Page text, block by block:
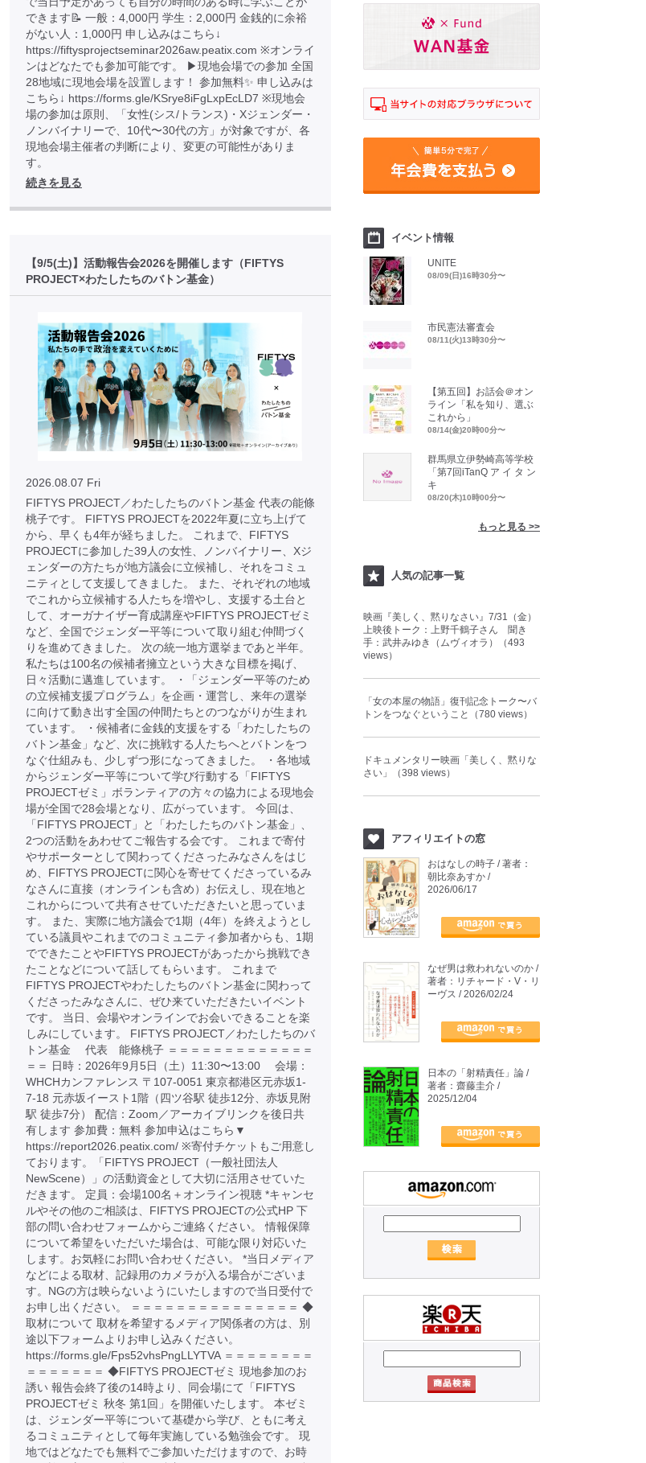
できます📝 一般：4,000円 学生：2,000円 金銭的に余裕
がない人：1,000円 申し込みはこちら↓
https://fiftysprojectseminar2026aw.peatix.com ※オンライ
ンはどなたでも参加可能です。 ▶︎現地会場での参加 全国
28地域に現地会場を設置します！ 参加無料✨ 申し込みは
こちら↓ https://forms.gle/KSrye8iFgLxpEcLD7 ※現地会
場の参加は原則、「女性(シス/トランス)・Xジェンダー・
ノンバイナリーで、10代〜30代の方」が対象ですが、各
現地会場主催者の判断により、変更の可能性がありま
す。
続きを見る
【9/5(土)】活動報告会2026を開催します（FIFTYS
PROJECT×わたしたちのバトン基金）
2026.08.07 Fri
FIFTYS PROJECT／わたしたちのバトン基金 代表の能條
桃子です。 FIFTYS PROJECTを2022年夏に立ち上げて
から、早くも4年が経ちました。 これまで、FIFTYS
PROJECTに参加した39人の女性、ノンバイナリー、Xジ
ェンダーの方たちが地方議会に立候補し、それをコミュ
ニティとして支援してきました。 また、それぞれの地域
でこれから立候補する人たちを増やし、支援する土台と
して、オーガナイザー育成講座やFIFTYS PROJECTゼミ
など、全国でジェンダー平等について取り組む仲間づく
りを進めてきました。 次の統一地方選挙まであと半年。
私たちは100名の候補者擁立という大きな目標を掲げ、
日々活動に邁進しています。 ・「ジェンダー平等のため
の立候補支援プログラム」を企画・運営し、来年の選挙
に向けて動き出す全国の仲間たちとのつながりが生まれ
ています。 ・候補者に金銭的支援をする「わたしたちの
バトン基金」など、次に挑戦する人たちへとバトンをつ
なぐ仕組みも、少しずつ形になってきました。 ・各地域
からジェンダー平等について学び行動する「FIFTYS
PROJECTゼミ」ボランティアの方々の協力による現地会
場が全国で28会場となり、広がっています。 今回は、
「FIFTYS PROJECT」と「わたしたちのバトン基金」、
2つの活動をあわせてご報告する会です。 これまで寄付
やサポーターとして関わってくださったみなさんをはじ
め、FIFTYS PROJECTに関心を寄せてくださっているみ
なさんに直接（オンラインも含め）お伝えし、現在地と
これからについて共有させていただきたいと思っていま
す。 また、実際に地方議会で1期（4年）を終えようとし
ている議員やこれまでのコミュニティ参加者からも、1期
でできたことやFIFTYS PROJECTがあったから挑戦でき
たことなどについて話してもらいます。 これまで
FIFTYS PROJECTやわたしたちのバトン基金に関わって
くださったみなさんに、ぜひ来ていただきたいイベント
です。 当日、会場やオンラインでお会いできることを楽
しみにしています。 FIFTYS PROJECT／わたしたちのバ
トン基金 代表 能條桃子 ＝＝＝＝＝＝＝＝＝＝＝＝＝
＝＝ 日時：2026年9月5日（土）11:30〜13:00 会場：
WHCHカンファレンス 〒107-0051 東京都港区元赤坂1-
7-18 元赤坂イースト1階（四ツ谷駅 徒歩12分、赤坂見附
駅 徒歩7分） 配信：Zoom／アーカイブリンクを後日共
有します 参加費：無料 参加申込はこちら▼
https://report2026.peatix.com/ ※寄付チケットもご用意し
ております。「FIFTYS PROJECT（一般社団法人
NewScene）」の活動資金として大切に活用させていた
だきます。 定員：会場100名＋オンライン視聴 *キャンセ
ルやその他のご相談は、FIFTYS PROJECTの公式HP 下
部の問い合わせフォームからご連絡ください。 情報保障
について希望をいただいた場合は、可能な限り対応いた
します。お気軽にお問い合わせください。 *当日メディア
などによる取材、記録用のカメラが入る場合がございま
す。NGの方は映らないようにいたしますので当日受付で
お申し出ください。 ＝＝＝＝＝＝＝＝＝＝＝＝＝＝＝ ◆
取材について 取材を希望するメディア関係者の方は、別
途以下フォームよりお申し込みください。
https://forms.gle/Fps52vhsPngLLYTVA ＝＝＝＝＝＝＝＝
＝＝＝＝＝＝＝ ◆FIFTYS PROJECTゼミ 現地参加のお
誘い 報告会終了後の14時より、同会場にて「FIFTYS
PROJECTゼミ 秋冬 第1回」を開催いたします。 本ゼミ
は、ジェンダー平等について基礎から学び、ともに考え
るコミュニティとして毎年実施している勉強会です。 現
地ではどなたでも無料でご参加いただけますので、お時
イベント情報
UNITE
08/09(日)16時30分〜
市民憲法審査会
08/11(火)13時30分〜
【第五回】お話会＠オン
ライン「私を知り、選ぶ
これから」
08/14(金)20時00分〜
群馬県立伊勢崎高等学校
「第7回iTanQ ア イ タ ン
キ
08/20(木)10時00分〜
もっと見る >>
人気の記事一覧
映画『美しく、黙りなさい』7/31（金）
上映後トーク：上野千鶴子さん 聞き
手：武井みゆき（ムヴィオラ）（493
views）
「女の本屋の物語」復刊記念トーク〜バ
トンをつなぐということ（780 views）
ドキュメンタリー映画「美しく、黙りな
さい」（398 views）
アフィリエイトの窓
おはなしの時子 / 著者：
朝比奈あすか /
2026/06/17
なぜ男は救われないのか /
著者：リチャード・V・リ
ーヴス / 2026/02/24
日本の「射精責任」論 /
著者：齋藤圭介 /
2025/12/04